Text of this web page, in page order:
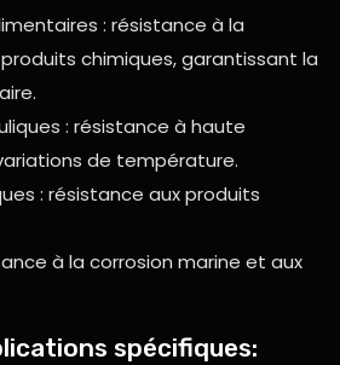
: résistance à la
chimiques, garantissant la
: résistance à haute
de température.
: résistance aux produits
à la corrosion marine et aux
spécifiques: